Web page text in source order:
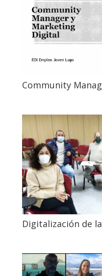
Community
Digitalización de